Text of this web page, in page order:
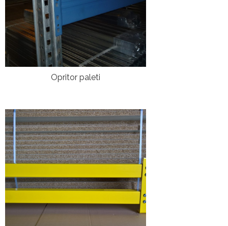
Opritor paleti